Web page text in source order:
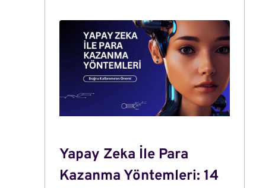
Yapay Zeka İle Para
Kazanma Yöntemleri: 14